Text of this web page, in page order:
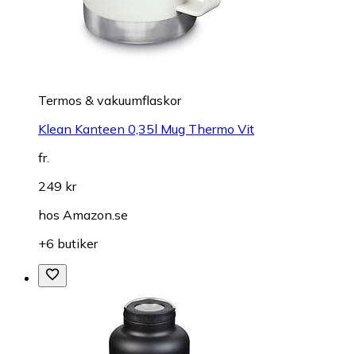
Termos & vakuumflaskor
Klean Kanteen 0,35l Mug Thermo Vit
fr.
249 kr
hos Amazon.se
+6 butiker